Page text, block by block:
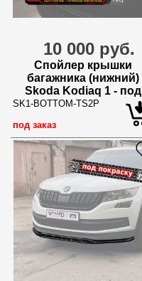
10 000 руб.
Спойлер крышки
багажника (нижний)
Skoda Kodiaq 1 - под
покраску
SK1-BOTTOM-TS2P
под заказ